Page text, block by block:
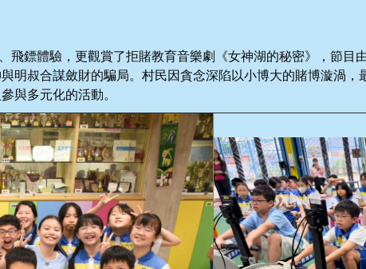
飛鏢體驗，更觀賞了拒賭教育音樂劇《女神湖的秘密》，節目
明叔合謀斂財的騙局。村民因貪念深陷以小博大的賭博漩渦
與多元化的活動。